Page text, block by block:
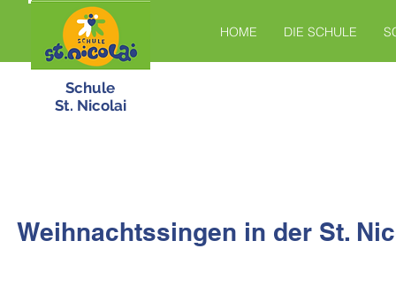
HOME DIE SCHULE
Schule
St. Nicolai
Weihnachtssingen in der St.